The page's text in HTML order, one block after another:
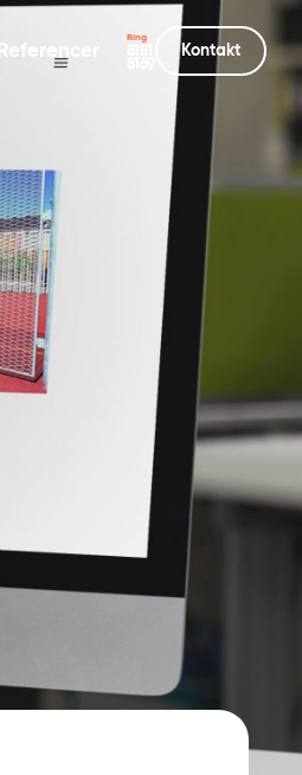
Referencer
Ring
Kontakt